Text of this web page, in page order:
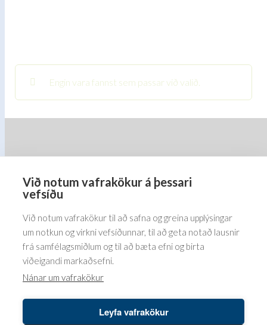
Við notum vafrakökur á þessari
vefsíðu
Við notum vafrakökur til að safna og greina upplýsingar
um notkun og virkni vefsíðunnar, til að geta notað lausnir
frá samfélagsmiðlum og til að bæta efni og birta
viðeigandi markaðsefni.
Nánar um vafrakökur
Leyfa vafrakökur
Engin vara fannst sem passar við valið.
Barðastaðir 1-5, 112 Reykjavík
5576070
Höfundaréttur© 2026 Bender ehf. LUSINI International GmbH.